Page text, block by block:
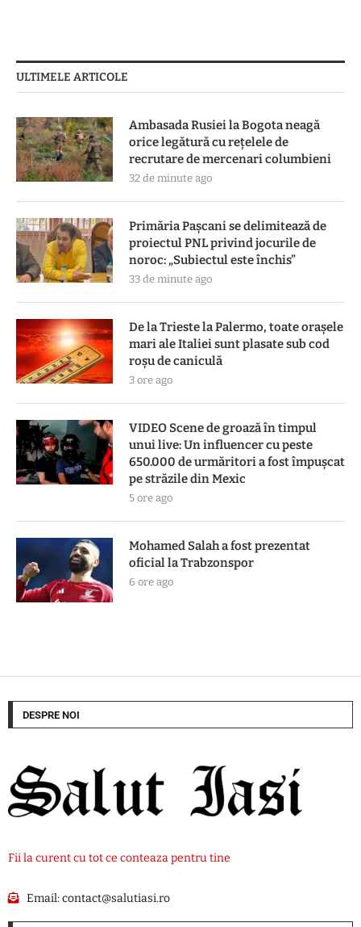
ULTIMELE ARTICOLE
Ambasada Rusiei la Bogota neagă
orice legătură cu reţelele de
recrutare de mercenari columbieni
32 de minute ago
Primăria Pașcani se delimitează de
proiectul PNL privind jocurile de
noroc: „Subiectul este închis”
33 de minute ago
De la Trieste la Palermo, toate oraşele
mari ale Italiei sunt plasate sub cod
roşu de caniculă
3 ore ago
VIDEO Scene de groază în timpul
unui live: Un influencer cu peste
650.000 de urmăritori a fost împușcat
pe străzile din Mexic
5 ore ago
Mohamed Salah a fost prezentat
oficial la Trabzonspor
6 ore ago
DESPRE NOI
Fii la curent cu tot ce conteaza pentru tine
Email:contact@salutiasi.ro